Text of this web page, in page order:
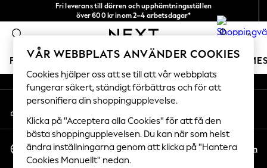
Fri leverans till dörren och upphämtningsställen
över 600 kr inom 2–4 arbetsdagar*
0
FLICKOR POJKAR BABY DAMER HERRAR
GIRLS
New In
50 - 92cm
98 - 110cm
116 - 134cm
140 - 174cm
An error occurred on client
Våra sociala nätverk
Mitt konto
Logga in på ditt konto
Välj Språk
Svenska
Sv En
VÅR WEBBPLATS ANVÄNDER COOKIES
Cookies hjälper oss att se till att vår webbplats
fungerar säkert, ständigt förbättras och för att
personifiera din shoppingupplevelse.
Klicka på "Acceptera alla Cookies" för att få den
bästa shoppingupplevelsen. Du kan när som helst
ändra inställningarna genom att klicka på "Hantera
Cookies Manuellt" nedan.